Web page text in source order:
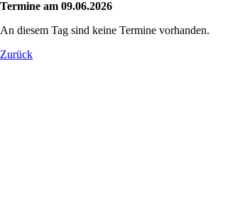
Termine am 09.06.2026
An diesem Tag sind keine Termine vorhanden.
Zurück